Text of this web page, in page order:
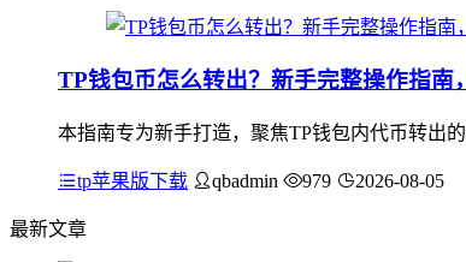
TP钱包币怎么转出？新手完整操作指南
本指南专为新手打造，聚焦TP钱包内代币转出
tp苹果版下载 qbadmin 979 2026-08-05
最新文章